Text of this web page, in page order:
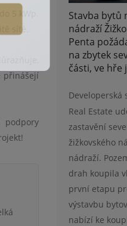
5 kWp.
sítě.
přinášejí
podpory
Stavba bytů
nádraží
Penta
na zbytek
části, ve hře
Developerská
Real Estate
zastavění
žižkovského
nádraží.
drah koupila
první etapu
výstavbu
nabízí ke